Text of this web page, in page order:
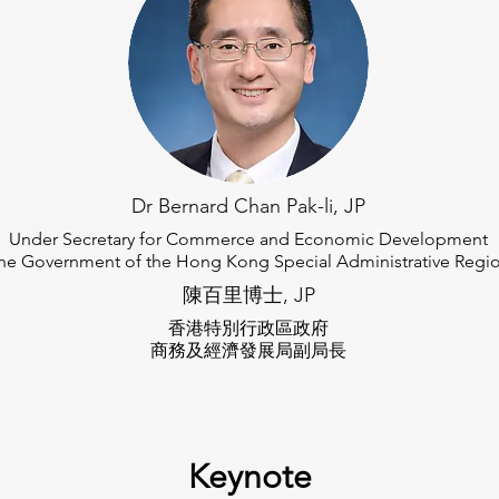
Dr Bernard Chan Pak-li, JP
Under Secretary for Commerce and Economic Development
Government of the Hong Kong Special Administrative
陳百里博士, JP
香港特別行政區政府
商務及經濟發展局副局長
Keynote